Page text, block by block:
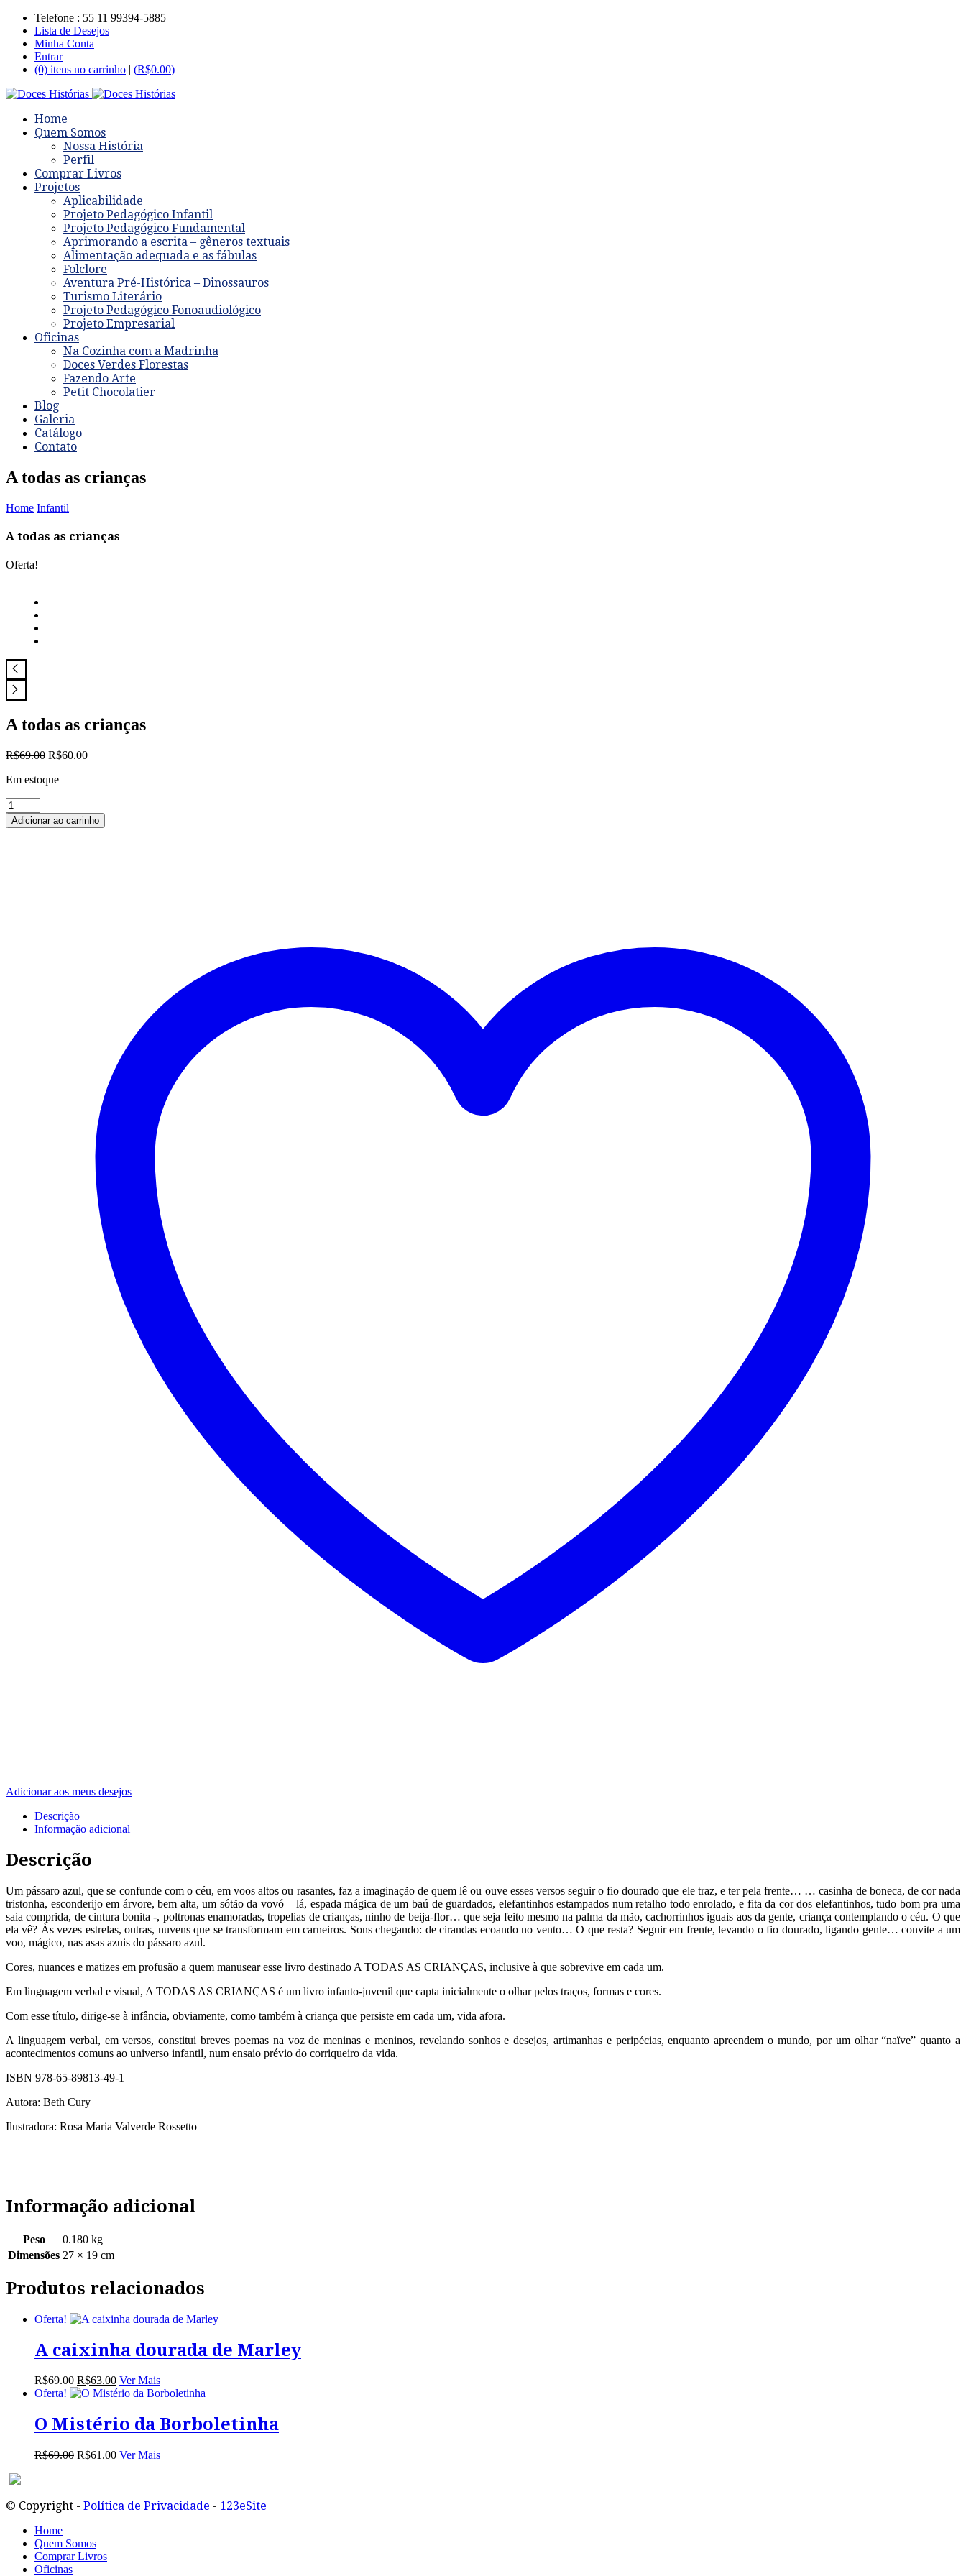
Telefone : 55 11 99394-5885
Lista de Desejos
Minha Conta
Entrar
(0) itens no carrinho | (R$0.00)
Home
Quem Somos
Nossa História
Perfil
Comprar Livros
Projetos
Aplicabilidade
Projeto Pedagógico Infantil
Projeto Pedagógico Fundamental
Aprimorando a escrita – gêneros textuais
Alimentação adequada e as fábulas
Folclore
Aventura Pré-Histórica – Dinossauros
Turismo Literário
Projeto Pedagógico Fonoaudiológico
Projeto Empresarial
Oficinas
Na Cozinha com a Madrinha
Doces Verdes Florestas
Fazendo Arte
Petit Chocolatier
Blog
Galeria
Catálogo
Contato
A todas as crianças
Home Infantil
A todas as crianças
Oferta!
A todas as crianças
R$69.00 O
original
R$60.00O
Em estoque
A
todas
as
Adicionar ao carrinho
Adicionar aos meus desejos
Descrição
Informação adicional
Descrição
Um pássaro azul, que se confunde com o céu, em voos altos ou rasantes, faz a imaginação de quem lê ou ouve esses versos seguir o fio dourado que ele traz, e ter pela frente… … casinha de boneca, de cor nada
tristonha, esconderijo em árvore, bem alta, um sótão da vovó – lá, espada mágica de um baú de guardados, elefantinhos estampados num retalho todo enrolado, e fita da cor dos elefantinhos, tudo bom pra uma
saia comprida, de cintura bonita -, poltronas enamoradas, tropelias de crianças, ninho de beija-flor… que seja feito mesmo na palma da mão, cachorrinhos iguais aos da gente, criança contemplando o céu. O que
ela vê? Às vezes estrelas, outras, nuvens que se transformam em carneiros. Sons chegando: de cirandas ecoando no vento… O que resta? Seguir em frente, levando o fio dourado, ligando gente… convite a um
voo, mágico, nas asas azuis do pássaro azul.
Cores, nuances e matizes em profusão a quem manusear esse livro destinado A TODAS AS CRIANÇAS, inclusive à que sobrevive em cada um.
Em linguagem verbal e visual, A TODAS AS CRIANÇAS é um livro infanto-juvenil que capta inicialmente o olhar pelos traços, formas e cores.
Com esse título, dirige-se à infância, obviamente, como também à criança que persiste em cada um, vida afora.
A linguagem verbal, em versos, constitui breves poemas na voz de meninas e meninos, revelando sonhos e desejos, artimanhas e peripécias, enquanto apreendem o mundo, por um olhar “naïve” quanto a
acontecimentos comuns ao universo infantil, num ensaio prévio do corriqueiro da vida.
ISBN 978-65-89813-49-1
Autora: Beth Cury
Ilustradora: Rosa Maria Valverde Rossetto
Informação adicional
Peso
0.180 kg
Dimensões 27 × 19 cm
Produtos relacionados
Oferta!
A caixinha dourada de Marley
R$69.00 O
preço
era:
R$69.00.
R$63.00O
preço
é:
R$63.00.
Ver Mais
Oferta!
O Mistério da Borboletinha
R$69.00 O
R$69.00.
R$61.00O
R$61.00.
Ver Mais
© Copyright - Política de Privacidade - 123eSite
Home
Quem Somos
Comprar Livros
Oficinas